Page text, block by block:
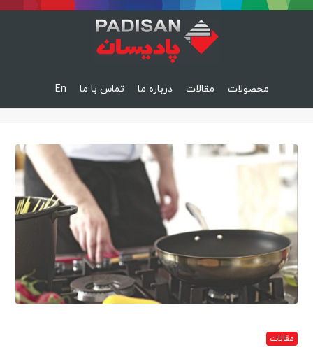
محصولات مقالات درباره ما تماس با ما En
مقالات